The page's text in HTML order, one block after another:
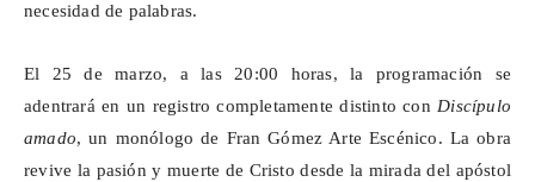
necesidad de palabras.
El 25 de marzo, a las 20:00 horas, la programación se
adentrará en un registro completamente distinto con Discípulo
amado, un monólogo de Fran Gómez Arte Escénico. La obra
revive la pasión y muerte de Cristo desde la mirada del apóstol